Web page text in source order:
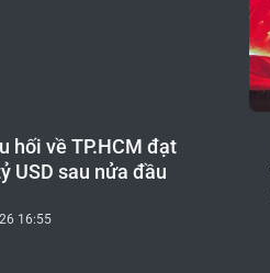
hối về TP.HCM đạt
USD sau nửa đầu
16:55